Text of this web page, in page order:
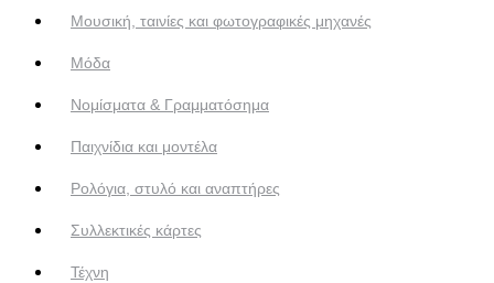
Μουσική, ταινίες και φωτογραφικές μηχανές
Μόδα
Νομίσματα & Γραμματόσημα
Παιχνίδια και μοντέλα
Ρολόγια, στυλό και αναπτήρες
Συλλεκτικές κάρτες
Τέχνη